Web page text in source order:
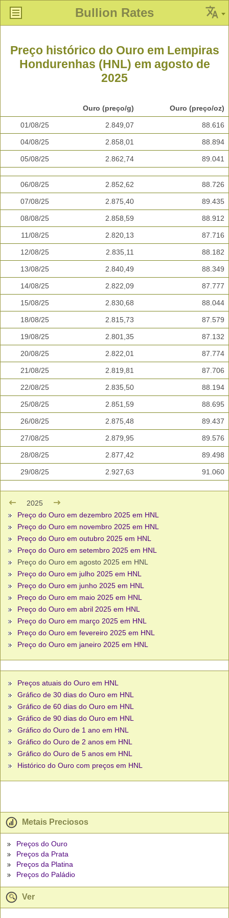
Bullion Rates
Preço histórico do Ouro em Lempiras
Hondurenhas (HNL) em agosto de
2025
Ouro (preço/g) Ouro (preço/oz)
01/08/25 2.849,07 88.616
04/08/25 2.858,01 88.894
05/08/25 2.862,74 89.041
06/08/25 2.852,62 88.726
07/08/25 2.875,40 89.435
08/08/25 2.858,59 88.912
11/08/25 2.820,13 87.716
12/08/25 2.835,11 88.182
13/08/25 2.840,49 88.349
14/08/25 2.822,09 87.777
15/08/25 2.830,68 88.044
18/08/25 2.815,73 87.579
19/08/25 2.801,35 87.132
20/08/25 2.822,01 87.774
21/08/25 2.819,81 87.706
22/08/25 2.835,50 88.194
25/08/25 2.851,59 88.695
26/08/25 2.875,48 89.437
27/08/25 2.879,95 89.576
28/08/25 2.877,42 89.498
29/08/25 2.927,63 91.060
2025
Preço do Ouro em dezembro 2025 em HNL
Preço do Ouro em novembro 2025 em HNL
Preço do Ouro em outubro 2025 em HNL
Preço do Ouro em setembro 2025 em HNL
Preço do Ouro em agosto 2025 em HNL
Preço do Ouro em julho 2025 em HNL
Preço do Ouro em junho 2025 em HNL
Preço do Ouro em maio 2025 em HNL
Preço do Ouro em abril 2025 em HNL
Preço do Ouro em março 2025 em HNL
Preço do Ouro em fevereiro 2025 em HNL
Preço do Ouro em janeiro 2025 em HNL
Preços atuais do Ouro em HNL
Gráfico de 30 dias do Ouro em HNL
Gráfico de 60 dias do Ouro em HNL
Gráfico de 90 dias do Ouro em HNL
Gráfico do Ouro de 1 ano em HNL
Gráfico do Ouro de 2 anos em HNL
Gráfico do Ouro de 5 anos em HNL
Histórico do Ouro com preços em HNL
Metais Preciosos
Preços do Ouro
Preços da Prata
Preços da Platina
Preços do Paládio
Ver